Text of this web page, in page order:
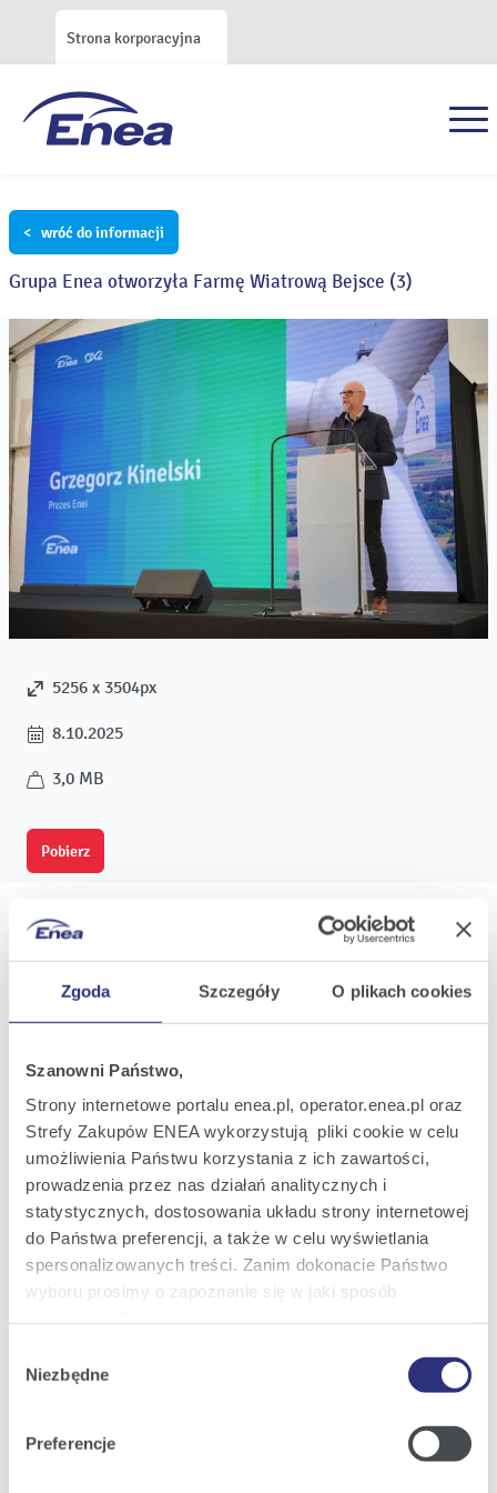
Zgoda Szczegóły O plikach cookies
Szanowni Państwo,
Strony internetowe portalu enea.pl, operator.enea.pl oraz
Strefy Zakupów ENEA wykorzystują pliki cookie w celu
umożliwienia Państwu korzystania z ich zawartości,
prowadzenia przez nas działań analitycznych i
statystycznych, dostosowania układu strony internetowej
do Państwa preferencji, a także w celu wyświetlania
spersonalizowanych treści. Zanim dokonacie Państwo
wyboru prosimy o zapoznanie się w jaki sposób
Szczegółowe informacje na ten temat znajdziecie
Polityce
zgody
Niezbędne
Preferencje
Strona korporacyjna
< wróć do informacji
Grupa Enea otworzyła Farmę Wiatrową Bejsce (3)
5256 x 3504px
8.10.2025
3,0 MB
Pobierz
Oferta
Oferta dla Biznesu
Zielona energia Dla domu
Zielona energia dla Małych firm
Instytucje publiczne
Podmioty współpracujące
Obsługa i kontakt
Moja Enea